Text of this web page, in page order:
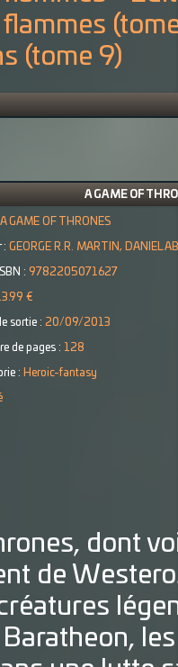
(tome 9)
A GAME OF
A GAME OF THRONES
: GEORGE R.R. MARTIN, DANIEL
: 9782205071627
€
sortie : 20/09/2013
de pages : 128
: Heroic-fantasy
dont
de